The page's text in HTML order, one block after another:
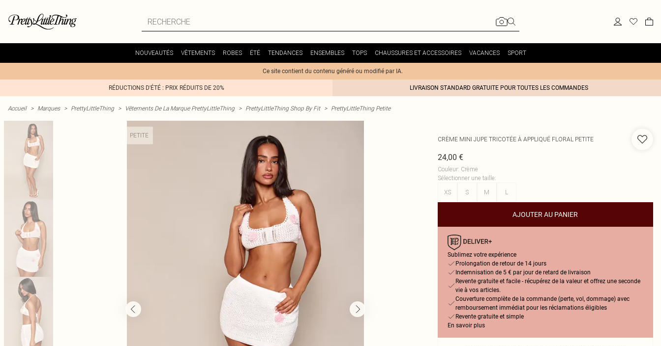
NOUVEAUTÉS VÊTEMENTS ROBES ÉTÉ TENDANCES ENSEMBLES TOPS CHAUSSURES ET ACCESSOIRES VACANCES SPORT
Ce site contient du contenu généré ou modifié par IA.
RÉDUCTIONS D'ÉTÉ : PRIX RÉDUITS DE 20% LIVRAISON STANDARD GRATUITE POUR TOUTES LES COMMANDES
Accueil > Marques > PrettyLittleThing > Vêtements De La Marque PrettyLittleThing > PrettyLittleThing Shop By Fit > PrettyLittleThing Petite
PETITE
CRÈME MINI JUPE TRICOTÉE À APPLIQUÉ FLORAL PETITE
24,00 €
Couleur: Crème
Sélectionner une taille:
XS
S M L
AJOUTER AU PANIER
Sublimez votre expérience
Prolongation de retour de 14 jours
Indemnisation de 5 € par jour de retard de livraison
Revente gratuite et facile - récupérez de la valeur et offrez une seconde
vie à vos articles.
Couverture complète de la commande (perte, vol, dommage) avec
remboursement immédiat pour les réclamations éligibles
Revente gratuite et simple
En savoir plus